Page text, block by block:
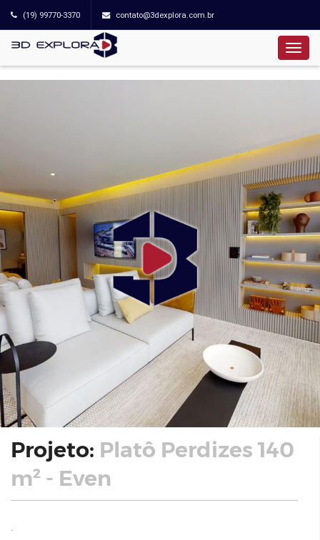
(19) 99770-3370 contato@3dexplora.com.br
Projeto: Platô Perdizes 140
m² - Even